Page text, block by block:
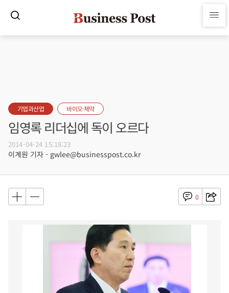
기업과산업 바이오·제약
임영록 리더십에 독이 오르다
2014-04-24 15:18:23
이계원 기자 - gwlee@businesspost.co.kr
0